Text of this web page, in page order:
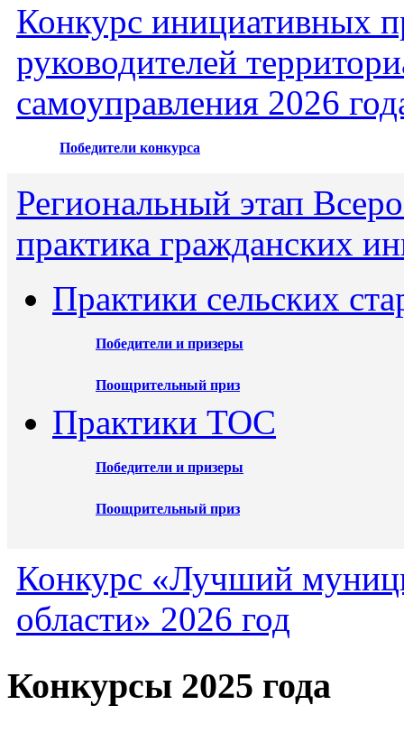
Конкурс инициативных
руководителей
самоуправления 2026
Победители конкурса
Региональный этап
практика гражданских
Практики сельских
Победители и призеры
Поощрительный приз
Практики ТОС
Победители и призеры
Поощрительный приз
Конкурс «Лучший
области» 2026 год
Конкурсы 2025 года